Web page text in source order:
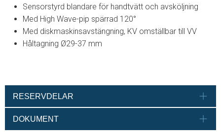
Sensorstyrd blandare för handtvätt och avsköljning
Med High Wave-pip spärrad 120°
Med diskmaskinsavstängning, KV omställbar till VV
Håltagning Ø29-37 mm
RESERVDELAR
DOKUMENT